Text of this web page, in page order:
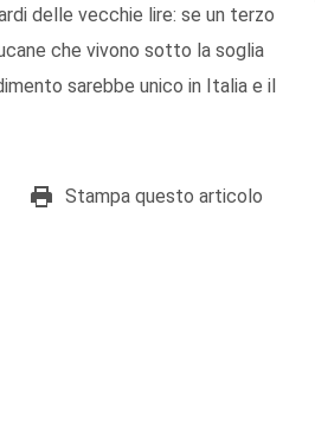
delle vecchie lire: se un terzo
che vivono sotto la soglia
sarebbe unico in Italia e il
Stampa questo articolo